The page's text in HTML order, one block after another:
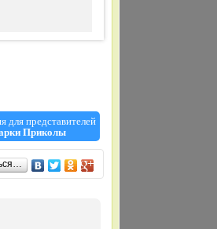
для представителей
Приколы